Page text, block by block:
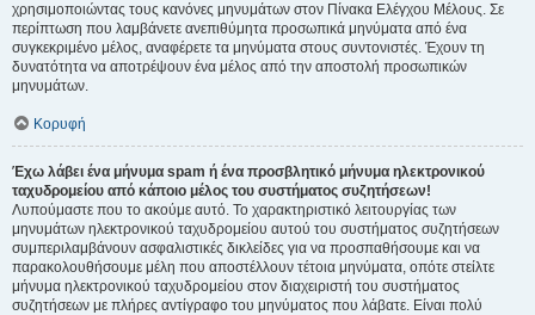
χρησιμοποιώντας τους κανόνες μηνυμάτων στον Πίνακα Ελέγχου Μέλους. Σε
περίπτωση που λαμβάνετε ανεπιθύμητα προσωπικά μηνύματα από ένα
συγκεκριμένο μέλος, αναφέρετε τα μηνύματα στους συντονιστές. Έχουν τη
δυνατότητα να αποτρέψουν ένα μέλος από την αποστολή προσωπικών
μηνυμάτων.
Κορυφή
Έχω λάβει ένα μήνυμα spam ή ένα προσβλητικό μήνυμα ηλεκτρονικού
ταχυδρομείου από κάποιο μέλος του συστήματος συζητήσεων!
Λυπούμαστε που το ακούμε αυτό. Το χαρακτηριστικό λειτουργίας των
μηνυμάτων ηλεκτρονικού ταχυδρομείου αυτού του συστήματος συζητήσεων
συμπεριλαμβάνουν ασφαλιστικές δικλείδες για να προσπαθήσουμε και να
παρακολουθήσουμε μέλη που αποστέλλουν τέτοια μηνύματα, οπότε στείλτε
μήνυμα ηλεκτρονικού ταχυδρομείου στον διαχειριστή του συστήματος
συζητήσεων με πλήρες αντίγραφο του μηνύματος που λάβατε. Είναι πολύ